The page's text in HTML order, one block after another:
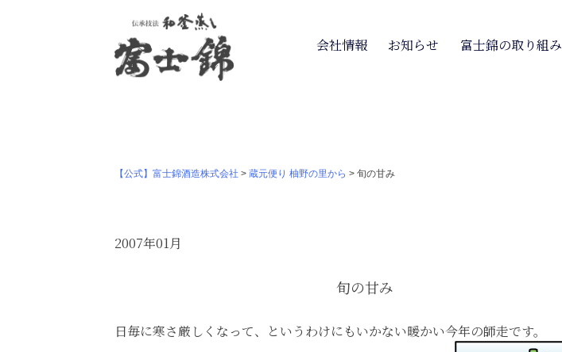
会社情報 お知らせ 富士錦の取り組み
【公式】富士錦酒造株式会社 > 蔵元便り 柚野の里から > 旬の甘み
2007年01月
旬の甘み
日毎に寒さ厳しくなって、というわけにもいかない暖かい今年の師走です。